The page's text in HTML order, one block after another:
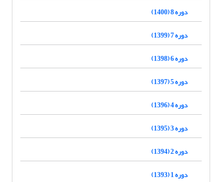
دوره 8 (1400)
دوره 7 (1399)
دوره 6 (1398)
دوره 5 (1397)
دوره 4 (1396)
دوره 3 (1395)
دوره 2 (1394)
دوره 1 (1393)